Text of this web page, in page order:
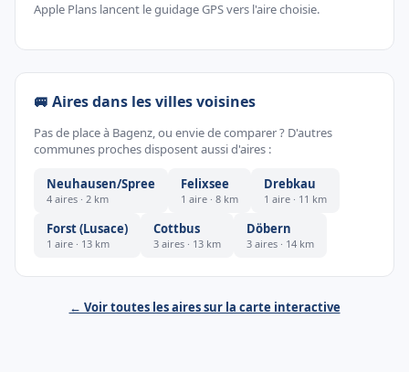
Apple Plans lancent le guidage GPS vers l'aire choisie.
🚐 Aires dans les villes voisines
Pas de place à Bagenz, ou envie de comparer ? D'autres
communes proches disposent aussi d'aires :
Neuhausen/Spree
4 aires · 2 km
Felixsee
1 aire · 8 km
Drebkau
1 aire · 11 km
Forst (Lusace)
1 aire · 13 km
Cottbus
3 aires · 13 km
Döbern
3 aires · 14 km
← Voir toutes les aires sur la carte interactive